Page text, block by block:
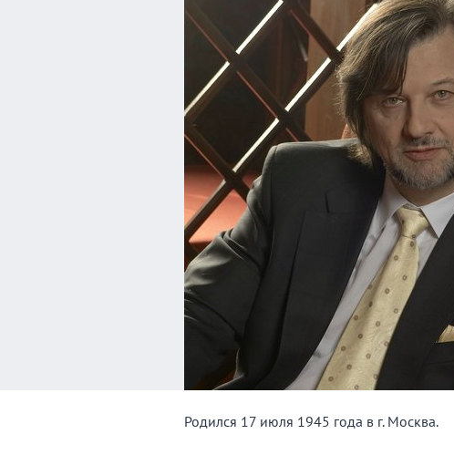
Родился 17 июля 1945 года в г. Москва.